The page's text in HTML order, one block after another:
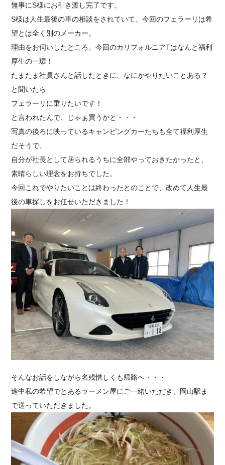
無事にS様にお引き渡し完了です。
S様は人生最後の車の相談をされていて、今回のフェラーリは希
望とは全く別のメーカー。
理由をお伺いしたところ、今回のカリフォルニアTはなんと福利
厚生の一環！
たまたま社員さんと話したときに、なにかやりたいことある？
と聞いたら
フェラーリに乗りたいです！
と言われたんで、じゃぁ買うかと・・・
写真の後ろに映っているキャンピングカーたちも全て福利厚生
だそうで、
自分が社長として居られるうちに全部やっておきたかったと、
素晴らしい理念をお持ちでした。
今回これでやりたいことは終わったとのことで、改めて人生最
後の車探しをお任せいただきました！
そんなお話をしながら名残惜しくも帰路へ・・・
途中私の希望でとあるラーメン屋にご一緒いただき、岡山駅ま
で送っていただきました。